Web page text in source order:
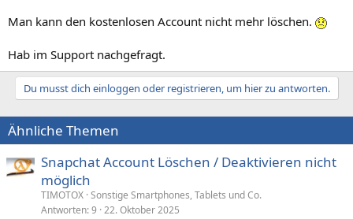
Man kann den kostenlosen Account nicht mehr löschen.
Hab im Support nachgefragt.
Du musst dich einloggen oder registrieren, um hier zu antworten.
Ähnliche Themen
Snapchat Account Löschen / Deaktivieren nicht
möglich
TIMOTOX Sonstige Smartphones, Tablets und Co.
Antworten 9 22. Oktober 2025